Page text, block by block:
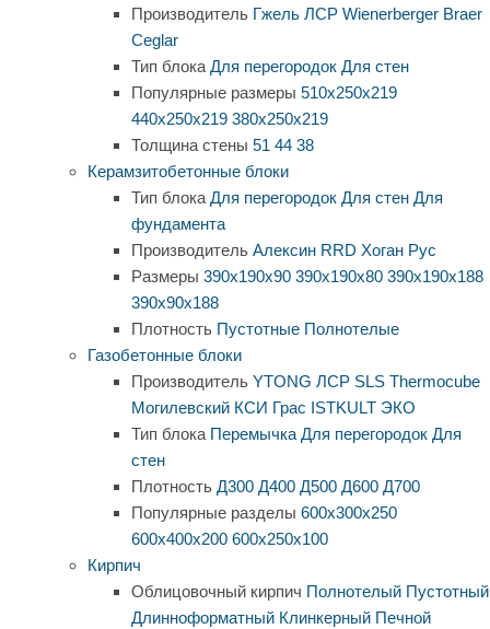
Производитель Гжель ЛСР Wienerberger Braer
Ceglar
Тип блока Для перегородок Для стен
Популярные размеры 510х250х219
440х250х219 380х250х219
Толщина стены 51 44 38
Керамзитобетонные блоки
Тип блока Для перегородок Для стен Для
фундамента
Производитель Алексин RRD Хоган Рус
Размеры 390х190х90 390х190х80 390х190х188
390х90х188
Плотность Пустотные Полнотелые
Газобетонные блоки
Производитель YTONG ЛСР SLS Thermocube
Могилевский КСИ Грас ISTKULT ЭКО
Тип блока Перемычка Для перегородок Для
стен
Плотность Д300 Д400 Д500 Д600 Д700
Популярные разделы 600х300х250
600х400х200 600х250х100
Кирпич
Облицовочный кирпич Полнотелый Пустотный
Длинноформатный Клинкерный Печной